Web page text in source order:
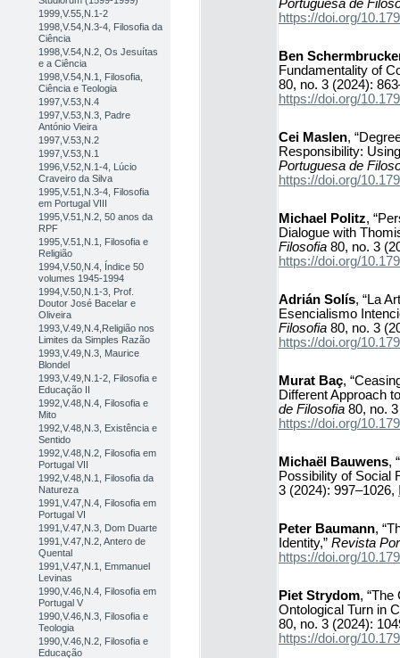
1999,V.55,N.1-2
1998,V.54,N.3-4, Filosofia da
Ciência
1998,V.54,N.2, Os Jesuítas
e a Ciência
1998,V.54,N.1, Filosofia,
Ciência e Teologia
1997,V.53,N.4
1997,V.53,N.3, Padre
António Vieira
1997,V.53,N.2
1997,V.53,N.1
1996,V.52,N.1-4, Lúcio
Craveiro da Silva
1995,V.51,N.3-4, Filosofia
em Portugal VIII
1995,V.51,N.2, 50 anos da
RPF
1995,V.51,N.1, Filosofia e
Religião
1994,V.50,N.4, Índice 50
volumes 1945-1994
1994,V.50,N.1-3, Prof.
Doutor José Bacelar e
Oliveira
1993,V.49,N.4,Religião nos
Limites da Simples Razão
1993,V.49,N.3, Maurice
Blondel
1993,V.49,N.1-2, Filosofia e
Educação II
1992,V.48,N.4, Filosofia e
Mito
1992,V.48,N.3, Existência e
Sentido
1992,V.48,N.2, Filosofia em
Portugal VII
1992,V.48,N.1, Filosofia da
Natureza
1991,V.47,N.4, Filosofia em
Portugal VI
1991,V.47,N.3, Dom Duarte
1991,V.47,N.2, Antero de
Quental
1991,V.47,N.1, Emmanuel
Levinas
1990,V.46,N.4, Filosofia em
Portugal V
1990,V.46,N.3, Filosofia e
Teologia
1990,V.46,N.2, Filosofia e
Educação
Portuguesa de
https://doi.org/
Ben
Fundamentality of
80, no. 3 (2024):
https://doi.org/
Cei Maslen,
Responsibility:
Portuguesa de
https://doi.org/
Michael Politz,
Dialogue with
Filosofia 80, no. 3
https://doi.org/
Adrián Solís, “La
Esencialismo
Filosofia 80, no. 3
https://doi.org/
Murat Baç,
Different Approach
de Filosofia 80, no.
https://doi.org/
Michaël Bauwens,
Possibility of Social
3 (2024): 997–1026,
Peter Baumann,
Identity,” Revista
https://doi.org/
Piet Strydom,
Ontological Turn in
80, no. 3 (2024):
https://doi.org/